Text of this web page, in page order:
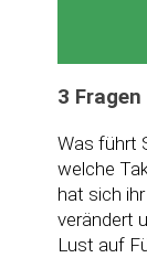
3
Was führt
welche
hat sich
verändert
Lust auf